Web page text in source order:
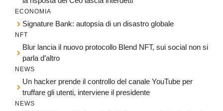
ECONOMIA
Signature Bank: autopsia di un disastro globale
NFT
Blur lancia il nuovo protocollo Blend NFT, sui social non si
parla d’altro
NEWS
Un hacker prende il controllo del canale YouTube per
truffare gli utenti, interviene il presidente
NEWS